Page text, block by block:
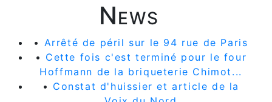
News
• Arrêté de péril sur le 94 rue de Paris
• Cette fois c'est terminé pour le four
Hoffmann de la briqueterie Chimot...
• Constat d'huissier et article de la